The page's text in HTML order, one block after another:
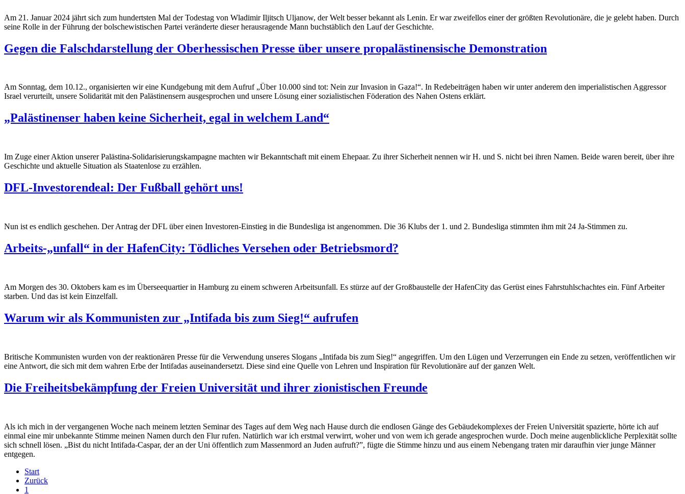
Am 21. Januar 2024 jährt sich zum hundertsten Mal der Todestag von Wladimir Iljitsch Uljanow, der Welt besser bekannt als Lenin. Er war zweifellos einer der größten Revolutionäre, die je gelebt haben. Durch
seine Rolle in der Führung der bolschewistischen Partei veränderte dieser herausragende Mann buchstäblich den Lauf der Geschichte.
Gegen die Falschdarstellung der Oberhessischen Presse über unsere propalästinensische Demonstration
Am Sonntag, dem 10.12., organisierten wir eine Kundgebung mit dem Aufruf „Über 10.000 sind tot: Nein zur Invasion in Gaza!“. In Redebeiträgen haben wir unter anderem den imperialistischen Aggressor
Israel verurteilt, unsere Solidarität mit den Palästinensern ausgesprochen und unsere Lösung einer sozialistischen Föderation des Nahen Ostens erklärt.
„Palästinenser haben keine Sicherheit, egal in welchem Land“
Im Zuge einer Aktion unserer Palästina-Solidarisierungskampagne machten wir Bekanntschaft mit einem Ehepaar. Zu ihrer Sicherheit nennen wir H. und S. nicht bei ihren Namen. Beide waren bereit, über ihre
Geschichte und aktuelle Situation als Staatenlose zu erzählen.
DFL-Investorendeal: Der Fußball gehört uns!
Nun ist es endlich geschehen. Der Antrag der DFL über einen Investoren-Einstieg in die Bundesliga ist angenommen. Die 36 Klubs der 1. und 2. Bundesliga stimmten ihm mit 24 Ja-Stimmen zu.
Arbeits-„unfall“ in der HafenCity: Tödliches Versehen oder Betriebsmord?
Am Morgen des 30. Oktobers kam es im Überseequartierin Hamburg zu einem schweren Arbeitsunfall. Es stürze auf der Großbaustelle der HafenCity das Gerüst eines Fahrstuhlschachtes ein. FünfArbeiter
starben. Und das ist kein Einzelfall.
Warum wir als Kommunisten zur „Intifada bis zum Sieg!“ aufrufen
Britische Kommunisten wurden von der reaktionären Presse für die Verwendung unseres Slogans „Intifada bis zum Sieg!“ angegriffen. Um den Lügen und Verzerrungen ein Ende zu setzen, veröffentlichen wir
eine Antwort, die sich mit dem wahren Erbe der Intifadas auseinandersetzt. Diese sind eine Quelle von Lehren und Inspiration für Revolutionäre auf der ganzen Welt.
Die Freiheitsbekämpfung der Freien Universität und ihrer zionistischen Freunde
Als ich mich in der vergangenen Woche nach meinem letzten Seminar des Tages auf dem Weg nach Hause durch die endlosen Gänge des Gebäudekomplexes der Freien Universität spazierte, hörte ich auf
einmal eine mir unbekannte Stimme meinen Namen durch den Flur rufen. Natürlich war ich erstmal verwirrt, woher und von wem ich gerade angesprochen wurde. Doch meine augenblickliche Perplexität sollte
sich schnell lösen. „Bist du nicht Intifada-Caspar, der an der Uni öffentlich zum Massenmord an Juden aufruft?”, fügte die Stimme hinzu und aus einem Nebengang traten mir daraufhin vier junge Männer
entgegen.
Start
Zurück
1